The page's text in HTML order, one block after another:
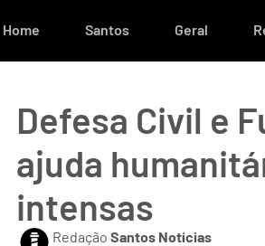
Home Santos Geral
Defesa Civil e
ajuda
intensas
Redação Santos Notícias